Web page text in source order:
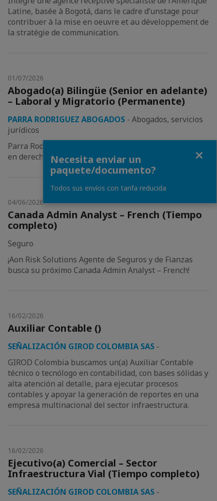
Latine, basée à Bogotá, dans le cadre d’unstage pour
contribuer à la mise en oeuvre et au développement de
la stratégie de communication.
01/07/2026
Abogado(a) Bilingüe (Senior en adelante)
– Laboral y Migratorio (Permanente)
PARRA RODRIGUEZ ABOGADOS - Abogados, servicios
jurídicos
Parra Rodríguez Abogados está buscando talento top
en derecho laboral y migratorio.
04/06/2026
Canada Admin Analyst – French (Tiempo
completo)
Seguro
¡Aon Risk Solutions Agente de Seguros y de Fianzas
busca su próximo Canada Admin Analyst – French!
16/02/2026
Auxiliar Contable ()
SEÑALIZACIÓN GIROD COLOMBIA SAS -
GIROD Colombia buscamos un(a) Auxiliar Contable
técnico o tecnólogo en contabilidad, con bases sólidas y
alta atención al detalle, para ejecutar procesos
contables y apoyar la generación de reportes en una
empresa multinacional del sector infraestructura.
16/02/2026
Ejecutivo(a) Comercial – Sector
Infraestructura Vial (Tiempo completo)
SEÑALIZACIÓN GIROD COLOMBIA SAS -
Necesita enviar un
paquete/documento?
Todos sus envíos con tarifa reducida